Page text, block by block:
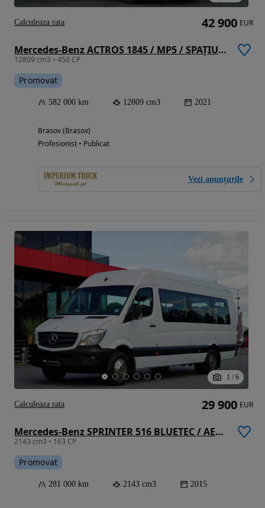
Mercedes-Benz ACTROS 1845 / MP5 / SPAȚIU MARE / ANVELOPE 100% / CONTRACT POST-SERVICE
12809 cm3 • 450 CP
Promovat
582 000 km 12809 cm3 2021
Brasov (Brasov)
Profesionist • Publicat
Vezi anunțurile
42 900 EUR
Calculeaza rata
1 / 6
Mercedes-Benz SPRINTER 516 BLUETEC / AER CONDIȚIONAT / IMPORTAT
2143 cm3 • 163 CP
Promovat
281 000 km 2143 cm3 2015
29 900 EUR
Calculeaza rata